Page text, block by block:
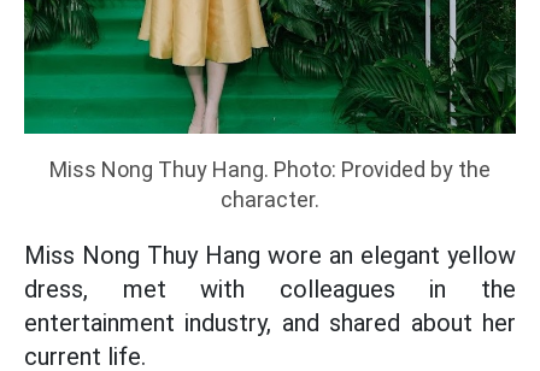
Miss Nong Thuy Hang. Photo: Provided by the
character.
Miss Nong Thuy Hang wore an elegant yellow
dress, met with colleagues in the
entertainment industry, and shared about her
current life.